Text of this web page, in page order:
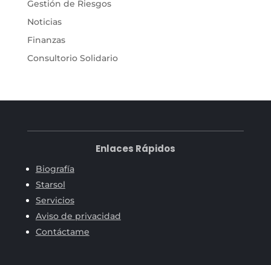
Gestión de Riesgos
Noticias
Finanzas
Consultorio Solidario
Enlaces Rápidos
Biografía
Starsol
Servicios
Aviso de privacidad
Contáctame